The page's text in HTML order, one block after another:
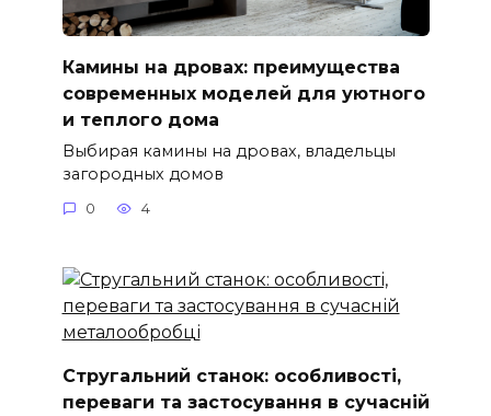
Камины на дровах: преимущества
современных моделей для уютного
и теплого дома
Выбирая камины на дровах, владельцы
загородных домов
0 4
Стругальний станок: особливості,
переваги та застосування в сучасній